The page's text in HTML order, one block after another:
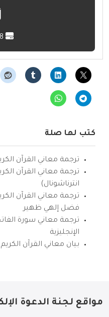
كتب لها صلة
ترجمة معاني القرآن
ترجمة معاني القرآن
انترناشونال)
ترجمة معاني القرآن
فضل إلهي ظهير
ترجمة معاني سورة
الإنجليزية
بيان معاني القرآن الكريم
مواقع لجنة الدعوة